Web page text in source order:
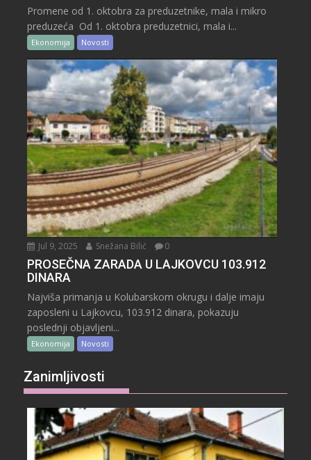
Promene od 1. oktobra za preduzetnike, mala i mikro
preduzeća Od 1. oktobra preduzetnici, mala i...
Ekonomija Novosti
Jul 9, 2025 Snežana Bilić 0
PROSEČNA ZARADA U LAJKOVCU 103.912
DINARA
Najviša primanja u Kolubarskom okrugu i dalje imaju
zaposleni u Lajkovcu, 103.912 dinara, pokazuju
poslednji objavljeni...
Ekonomija Novosti
Zanimljivosti